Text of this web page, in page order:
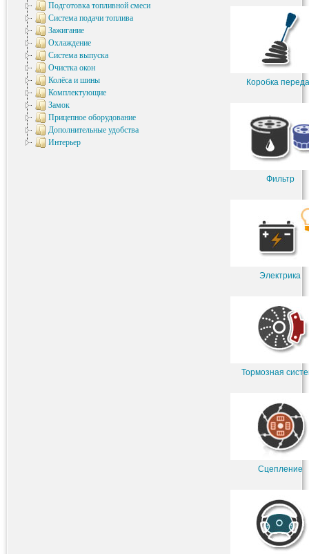
Подготовка топливной смеси
Система подачи топлива
Зажигание
Охлаждение
Система выпуска
Очистка окон
Колёса и шины
Комплектующие
Замок
Прицепное оборудование
Дополнительные удобства
Интерьер
Коробка
Фильтр
Электрика
Тормозная
Сцепление